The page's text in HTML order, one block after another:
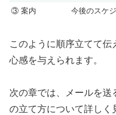
③ 案内
今後のスケ
このように順序立てて
心感を与えられます。
次の章では、メールを
の立て方について詳しく